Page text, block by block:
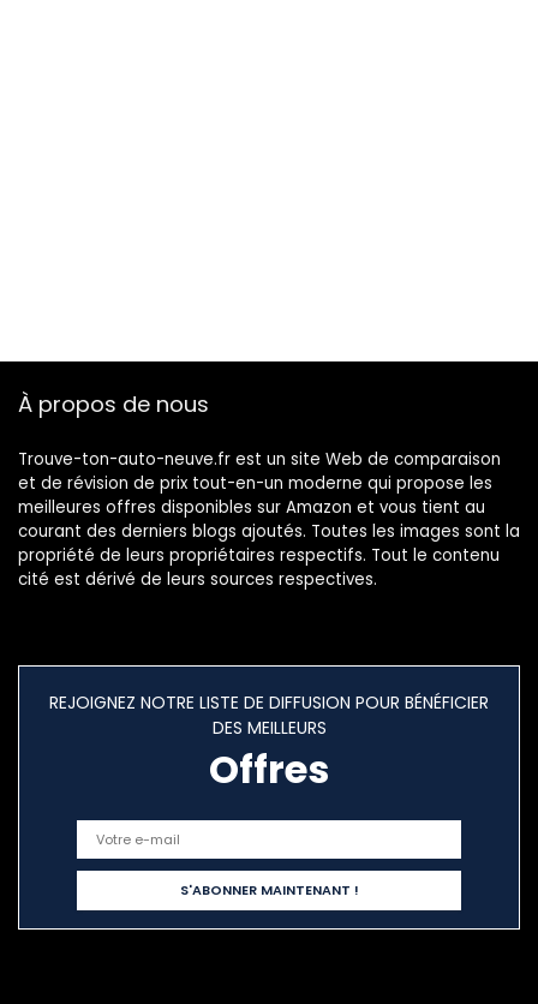
À propos de nous
Trouve-ton-auto-neuve.fr est un site Web de comparaison
et de révision de prix tout-en-un moderne qui propose les
meilleures offres disponibles sur Amazon et vous tient au
courant des derniers blogs ajoutés. Toutes les images sont la
propriété de leurs propriétaires respectifs. Tout le contenu
cité est dérivé de leurs sources respectives.
REJOIGNEZ NOTRE LISTE DE DIFFUSION POUR BÉNÉFICIER
DES MEILLEURS
Offres